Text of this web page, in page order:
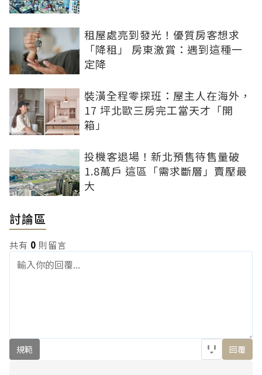
租屋處亮到發光！優質房客想求
「降租」 房東激賞：遇到這種一
定降
裝潢全程零探班：屋主人在海外，
17 坪北歐三房完工當天才「開
箱」
投機客退場！新北預售待售量破
1.8萬戶 這區「需求斷層」賣壓最
大
討論區
共有 0 則留言
規範 回覆